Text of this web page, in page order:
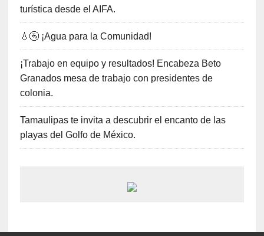
turística desde el AIFA.
💧🚰 ¡Agua para la Comunidad!
¡Trabajo en equipo y resultados! Encabeza Beto
Granados mesa de trabajo con presidentes de
colonia.
Tamaulipas te invita a descubrir el encanto de las
playas del Golfo de México.